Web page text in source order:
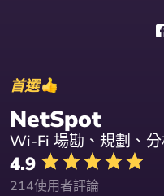
首選
NetSpot
Wi-Fi 場勘、規劃、
4.9
214使用者評論